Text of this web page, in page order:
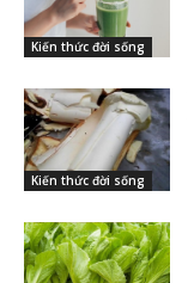
Kiến thức đời sống
Kiến thức đời sống